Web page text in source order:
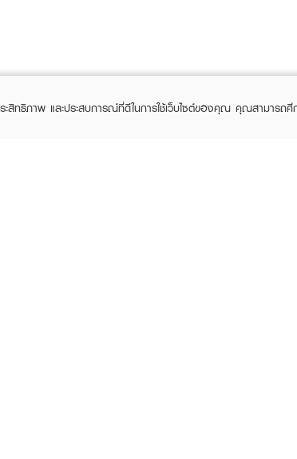
ะสิทธิภาพ และประสบการณ์ที่ดีในการใช้เว็บไซต์ของคุณ คุณสามารถศึ